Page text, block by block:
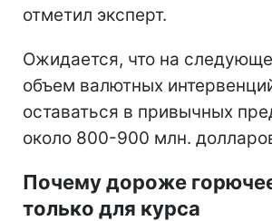
отметил эксперт.
Ожидается, что на
объем валютных
оставаться в привычных
около 800-900 млн.
Почему дороже
только для курса